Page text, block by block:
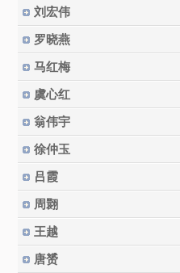
刘宏伟
罗晓燕
马红梅
虞心红
翁伟宇
徐仲玉
吕霞
周翾
王越
唐赟